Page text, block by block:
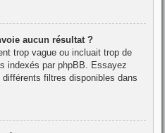
aucun résultat ?
trop vague ou incluait trop de
indexés par phpBB. Essayez
différents filtres disponibles dans